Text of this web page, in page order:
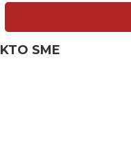
KTO SME